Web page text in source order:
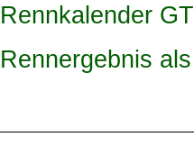
Rennkalender
Rennergebnis